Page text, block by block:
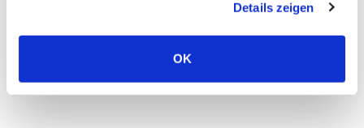
Details zeigen
OK
Ärzten, speziell
geschultem Pflegepersonal, Physio- und
Ergotherapeuten, Neuropsychologen, Logopäden